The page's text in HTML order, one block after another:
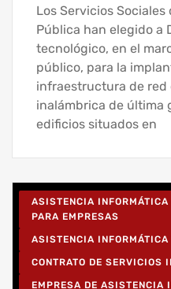
Los Servicios
Pública han elegido a
tecnológico, en el
público, para la
infraestructura de
inalámbrica de última
edificios situados en
ASISTENCIA
PARA EMPRESAS
ASISTENCIA
CONTRATO DE SERVICIOS
EMPRESA DE ASISTENCIA